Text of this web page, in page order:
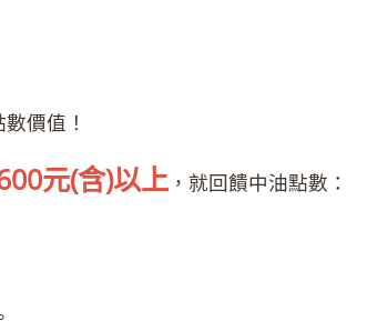
價值！
元(含)以上 ，就回饋中油點數：